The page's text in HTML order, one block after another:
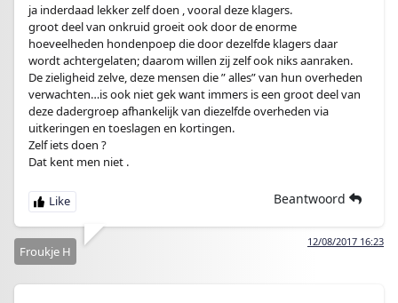
ja inderdaad lekker zelf doen , vooral deze klagers.
groot deel van onkruid groeit ook door de enorme
hoeveelheden hondenpoep die door dezelfde klagers daar
wordt achtergelaten; daarom willen zij zelf ook niks aanraken.
De zieligheid zelve, deze mensen die ” alles” van hun overheden
verwachten…is ook niet gek want immers is een groot deel van
deze dadergroep afhankelijk van diezelfde overheden via
uitkeringen en toeslagen en kortingen.
Zelf iets doen ?
Dat kent men niet .
Beantwoord
12/08/2017 16:23
Froukje H